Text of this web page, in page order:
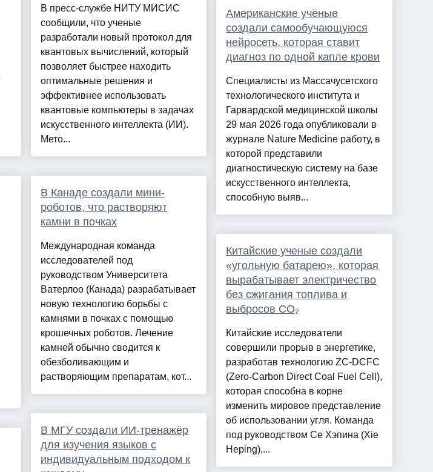
В пресс-службе НИТУ МИСИС
сообщили, что ученые
разработали новый протокол для
квантовых вычислений, который
позволяет быстрее находить
оптимальные решения и
эффективнее использовать
квантовые компьютеры в задачах
искусственного интеллекта (ИИ).
Мето...
В Канаде создали мини-
роботов, что растворяют
камни в почках
Международная команда
исследователей под
руководством Университета
Ватерлоо (Канада) разрабатывает
новую технологию борьбы с
камнями в почках с помощью
крошечных роботов. Лечение
камней обычно сводится к
обезболивающим и
растворяющим препаратам, кот...
В МГУ создали ИИ-тренажёр
для изучения языков с
индивидуальным подходом к
Американские учёные
создали самообучающуюся
нейросеть, которая ставит
диагноз по одной капле крови
Специалисты из Массачусетского
технологического института и
Гарвардской медицинской школы
29 мая 2026 года опубликовали в
журнале Nature Medicine работу, в
которой представили
диагностическую систему на базе
искусственного интеллекта,
способную выяв...
Китайские ученые создали
«угольную батарею», которая
вырабатывает электричество
без сжигания топлива и
выбросов CO₂
Китайские исследователи
совершили прорыв в энергетике,
разработав технологию ZC-DCFC
(Zero-Carbon Direct Coal Fuel Cell),
которая способна в корне
изменить мировое представление
об использовании угля. Команда
под руководством Се Хэпина (Xie
Heping),...